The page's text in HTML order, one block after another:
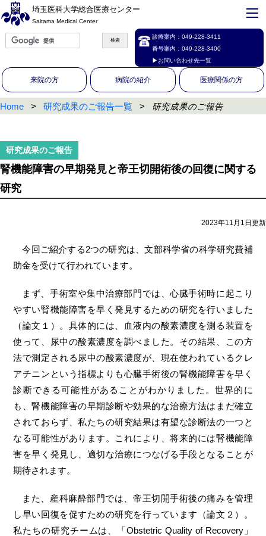
埼玉医科大学総合医療センター
Saitama Medical Center
診療案内：049-228-3411
番号案内：049-228-3400
▶お問い合わせ先一覧
来院の方 病院の紹介 医療関係の方
Home 研究成果のご報告一覧 研究成果のご報告
腎機能障害の早期発見と帝王切開術後の回復に関する
研究
2023年11月1日更新
今回ご紹介する2つの研究は、文部科学省の科学研究費補
助金を受けて行われています。
まず、手術室や集中治療部門では、心臓手術時に起こり
やすい腎機能障害を早く発見するための研究を行いました
（論文１）。具体的には、血液内の酸素濃度を測る装置を
使って、尿中の酸素濃度を調べました。その結果、この方
法で測定される尿中の酸素濃度が、現在使われているクレ
アチニンという指標よりも心臓手術後の腎機能障害を早く
診断できる可能性があることがわかりました。世界的に
も、腎機能障害の早期診断や効果的な治療方法はまだ確立
されておらず、私たちの研究結果は有望な診断法の一つと
なる可能性があります。これにより、将来的には腎機能障
害を早く発見し、適切な治療につなげる手段となることが
期待されます。
また、産科麻酔部門では、帝王切開手術後の痛みを管理
し早い回復を促すための研究を行っています（論文２）。
私たちの研究チームは、「Obstetric Quality of Recovery」